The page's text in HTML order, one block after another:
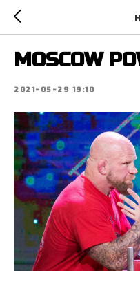
MOSCOW
2021-05-29 19:10